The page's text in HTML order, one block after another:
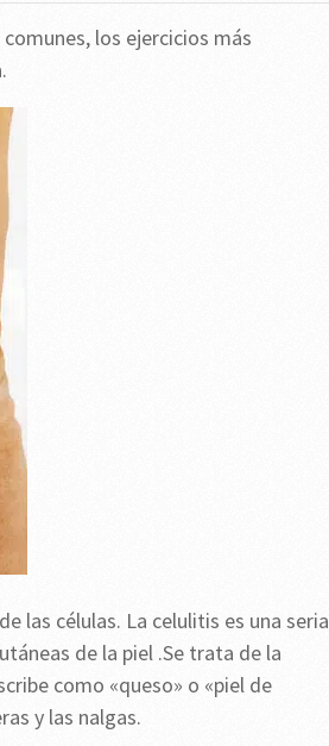
los ejercicios más
las células. La celulitis es una seria
de la piel .Se trata de la
como «queso» o «piel de
y las nalgas.